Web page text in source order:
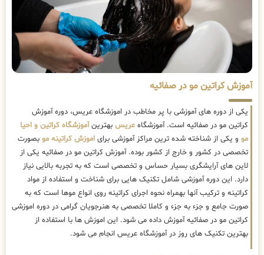
آموزش کراتین مو در صفائیه
یکی از دوره های آموزشی با پر مخاطب در اموزشگاه عریس، دوره آموزش
کراتین مو در صفائیه است. آموزشگاه عریس بهترینآموزشگاه کراتین و احیا
مو و یکی از شناخته شده ترین مراکز آموزشی برای اموزش کراتینه مو بصورت
تخصصی در کشور و خارج از کشور بوده. آموزش کراتین مو در صفائیه یکی از
لاین های آرایشگری بسیار حساس و تخصصی است که به تجربه بالایی نیاز
دارد. این دوره آموزشی شامل تکنیک هایی برای شناخت و استفاده از مواد
کراتینه و ترکیب آنها بهمراه نحوه اجرای کراتینه روی انواع موها است که به
صورت جامع و جزء به جزء و کاملا تخصصی به هنرجویان گرامی در دوره اموزشی
کراتین مو در صفائیه آموزش داده می شود. این اموزش ها با استفاده از
بهترین تکنیک های روز در آموزشگاه عریس انجام می شود.